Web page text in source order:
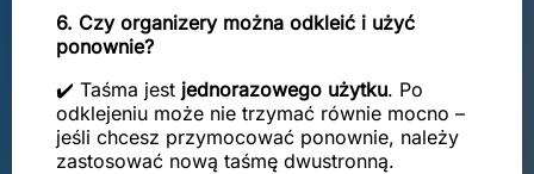
6. Czy organizery można odkleić i użyć
ponownie?
✔️ Taśma jest jednorazowego użytku. Po
odklejeniu może nie trzymać równie mocno –
jeśli chcesz przymocować ponownie, należy
zastosować nową taśmę dwustronną.